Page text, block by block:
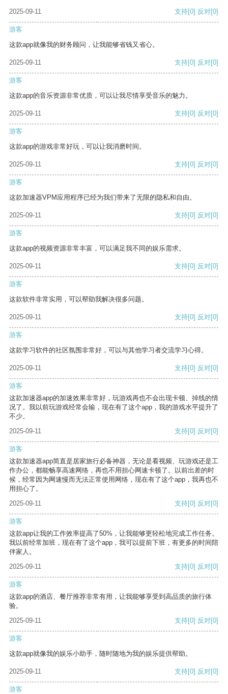
2025-09-11 支持[0] 反对[0]
游客
这款app就像我的财务顾问，让我能够省钱又省心。
2025-09-11 支持[0] 反对[0]
游客
这款app的音乐资源非常优质，可以让我尽情享受音乐的魅力。
2025-09-11 支持[0] 反对[0]
游客
这款app的游戏非常好玩，可以让我消磨时间。
2025-09-11 支持[0] 反对[0]
游客
这款加速器VPM应用程序已经为我们带来了无限的隐私和自由。
2025-09-11 支持[0] 反对[0]
游客
这款app的视频资源非常丰富，可以满足我不同的娱乐需求。
2025-09-11 支持[0] 反对[0]
游客
这款软件非常实用，可以帮助我解决很多问题。
2025-09-11 支持[0] 反对[0]
游客
这款学习软件的社区氛围非常好，可以与其他学习者交流学习心得。
2025-09-11 支持[0] 反对[0]
游客
这款加速器app的加速效果非常好，玩游戏再也不会出现卡顿、掉线的情
况了。我以前玩游戏经常会输，现在有了这个app，我的游戏水平提升了
不少。
2025-09-11
支持[0] 反对[0]
游客
这款加速器app简直是居家旅行必备神器，无论是看视频、玩游戏还是工
作办公，都能畅享高速网络，再也不用担心网速卡顿了。以前出差的时
候，经常因为网速慢而无法正常使用网络，现在有了这个app，我再也不
用担心了。
2025-09-11
支持[0] 反对[0]
游客
这款app让我的工作效率提高了50%，让我能够更轻松地完成工作任务。
我以前经常加班，现在有了这个app，我可以提前下班，有更多的时间陪
伴家人。
2025-09-11
支持[0] 反对[0]
游客
这款app的酒店、餐厅推荐非常有用，让我能够享受到高品质的旅行体
验。
2025-09-11
支持[0] 反对[0]
游客
这款app就像我的娱乐小助手，随时随地为我的娱乐提供帮助。
2025-09-11 支持[0] 反对[0]
游客